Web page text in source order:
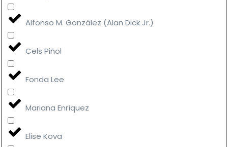
Alfonso M. González (Alan Dick Jr.)
Cels Piñol
Fonda Lee
Mariana Enríquez
Elise Kova